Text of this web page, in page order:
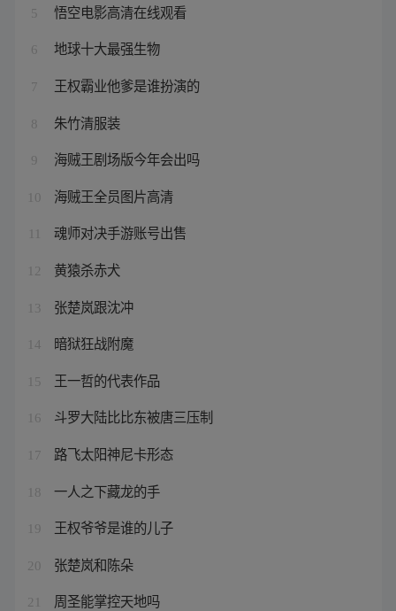
5 悟空电影高清在线观看
6 地球十大最强生物
7 王权霸业他爹是谁扮演的
8 朱竹清服装
9 海贼王剧场版今年会出吗
10 海贼王全员图片高清
魂师对决手游账号出售
12 黄猿杀赤犬
13 张楚岚跟沈冲
14 暗狱狂战附魔
15 王一哲的代表作品
16 斗罗大陆比比东被唐三压制
17 路飞太阳神尼卡形态
18 一人之下藏龙的手
19 王权爷爷是谁的儿子
20 张楚岚和陈朵
21 周圣能掌控天地吗